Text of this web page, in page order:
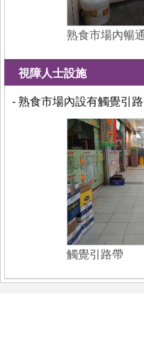
熟食市場內暢
視障人士設施
- 熟食市場內設有觸覺引
觸覺引路帶